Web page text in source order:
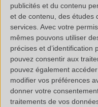
publicités et du contenu
et de contenu, des études
services. Avec votre
mêmes pouvons utiliser
précises et
pouvez consentir aux
pouvez également
modifier vos préférences
donner votre
traitements de vos